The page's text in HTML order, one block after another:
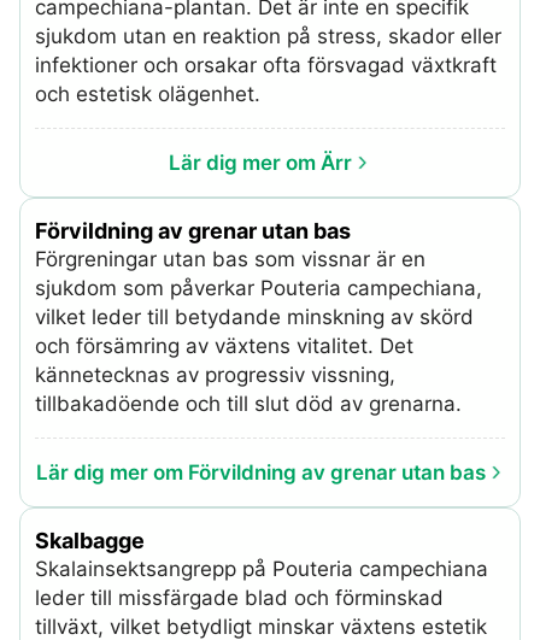
campechiana-plantan. Det är inte en specifik
sjukdom utan en reaktion på stress, skador eller
infektioner och orsakar ofta försvagad växtkraft
och estetisk olägenhet.
Lär dig mer om Ärr
Förvildning av grenar utan bas
Förgreningar utan bas som vissnar är en
sjukdom som påverkar Pouteria campechiana,
vilket leder till betydande minskning av skörd
och försämring av växtens vitalitet. Det
kännetecknas av progressiv vissning,
tillbakadöende och till slut död av grenarna.
Lär dig mer om Förvildning av grenar utan bas
Skalbagge
Skalainsektsangrepp på Pouteria campechiana
leder till missfärgade blad och förminskad
tillväxt, vilket betydligt minskar växtens estetik